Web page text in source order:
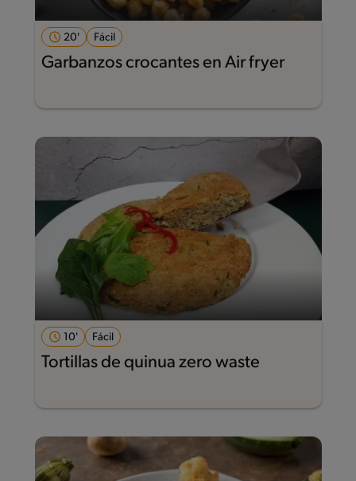
20' Fácil
Garbanzos crocantes en Air fryer
10' Fácil
Tortillas de quinua zero waste